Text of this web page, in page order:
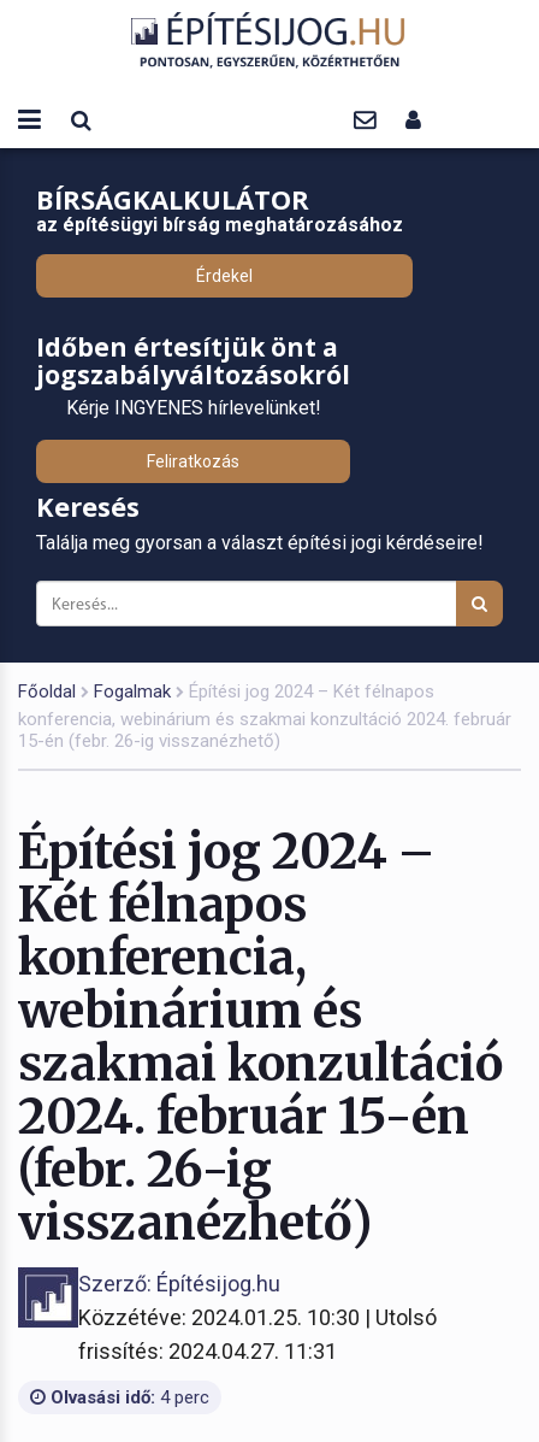
BÍRSÁGKALKULÁTOR
az építésügyi bírság meghatározásához
Érdekel
Időben értesítjük önt a
jogszabályváltozásokról
Kérje INGYENES hírlevelünket!
Feliratkozás
Keresés
Találja meg gyorsan a választ építési jogi kérdéseire!
Főoldal Fogalmak
Építési jog 2024 – Két félnapos
konferencia, webinárium és szakmai konzultáció 2024. február
15-én (febr. 26-ig visszanézhető)
Építési jog 2024 –
Két félnapos
konferencia,
webinárium és
szakmai konzultáció
2024. február 15-én
(febr. 26-ig
visszanézhető)
Szerző: Építésijog.hu
Közzétéve: 2024.01.25. 10:30 | Utolsó
frissítés: 2024.04.27. 11:31
Olvasási idő: 4 perc